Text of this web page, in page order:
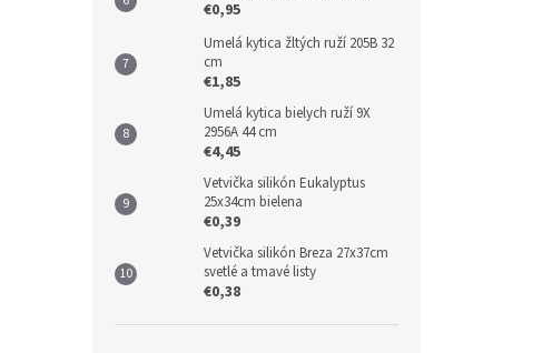
€0,95
Umelá kytica žltých ruží 205B 32
cm
€1,85
Umelá kytica bielych ruží 9X
2956A 44 cm
€4,45
Vetvička silikón Eukalyptus
25x34cm bielena
€0,39
Vetvička silikón Breza 27x37cm
svetlé a tmavé listy
€0,38